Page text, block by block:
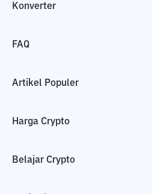
Konverter
FAQ
Artikel Populer
Harga Crypto
Belajar Crypto